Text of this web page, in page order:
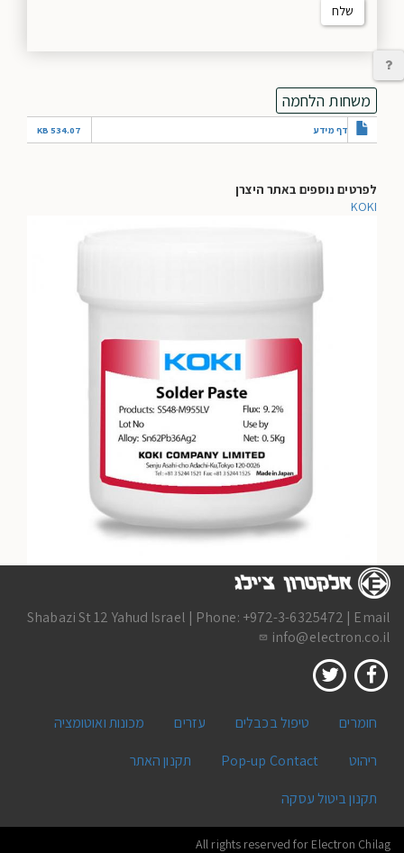
שלח
משחות הלחמה
דף מידע 534.07 KB
לפרטים נוספים באתר היצרן
KOKI
יצירת קשר
שליחת הודעה
Shabazi St 12 Yahud Israel | Phone: +972-3-6325472 | Email
info@electron.co.il
חומרים טיפול בכבלים עזרים
מכונות ואוטומציה
ריהוט
Pop-up Contact
תקנון האתר
תקנון ביטול עסקה
All rights reserved for Electron Chilag